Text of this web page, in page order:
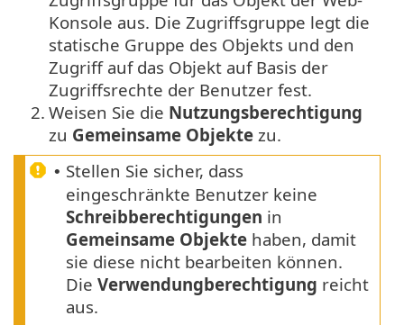
Konsole aus. Die Zugriffsgruppe legt die
statische Gruppe des Objekts und den
Zugriff auf das Objekt auf Basis der
Zugriffsrechte der Benutzer fest.
2. Weisen Sie die Nutzungsberechtigung
zu Gemeinsame Objekte zu.
• Stellen Sie sicher, dass
eingeschränkte Benutzer keine
Schreibberechtigungen in
Gemeinsame Objekte haben, damit
sie diese nicht bearbeiten können.
Die Verwendungberechtigung reicht
aus.